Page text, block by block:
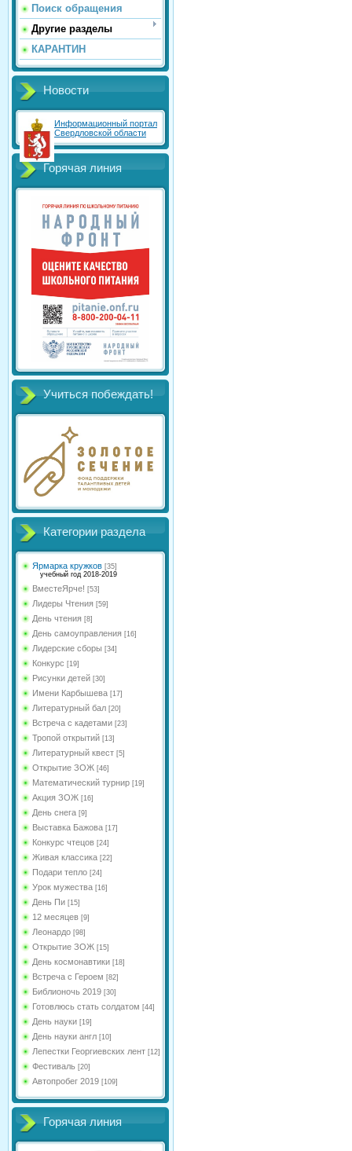
Поиск обращения
Другие разделы
КАРАНТИН
Новости
Информационный портал
Свердловской области
Горячая линия
Учиться побеждать!
Категории раздела
Ярмарка кружков [35]
учебный год 2018-2019
ВместеЯрче! [53]
Лидеры Чтения [59]
День чтения [8]
День самоуправления [16]
Лидерские сборы [34]
Конкурс [19]
Рисунки детей [30]
Имени Карбышева [17]
Литературный бал [20]
Встреча с кадетами [23]
Тропой открытий [13]
Литературный квест [5]
Открытие ЗОЖ [46]
Математический турнир [19]
Акция ЗОЖ [16]
День снега [9]
Выставка Бажова [17]
Конкурс чтецов [24]
Живая классика [22]
Подари тепло [24]
Урок мужества [16]
День Пи [15]
12 месяцев [9]
Леонардо [98]
Открытие ЗОЖ [15]
День космонавтики [18]
Встреча с Героем [82]
Библионочь 2019 [30]
Готовлюсь стать солдатом [44]
День науки [19]
День науки англ [10]
Лепестки Георгиевских лент [12]
Фестиваль [20]
Автопробег 2019 [109]
Горячая линия